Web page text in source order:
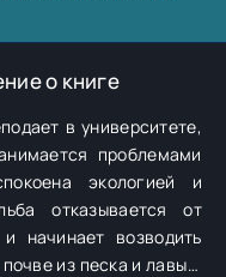
о книге
в университете,
проблемами
экологией и
отказывается от
начинает возводить
из песка и лавы в